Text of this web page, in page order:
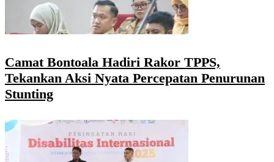
Camat Bontoala Hadiri Rakor TPPS,
Tekankan Aksi Nyata Percepatan Penurunan
Stunting